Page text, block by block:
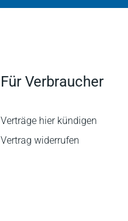
Für Verbraucher
Verträge hier kündigen
Vertrag widerrufen